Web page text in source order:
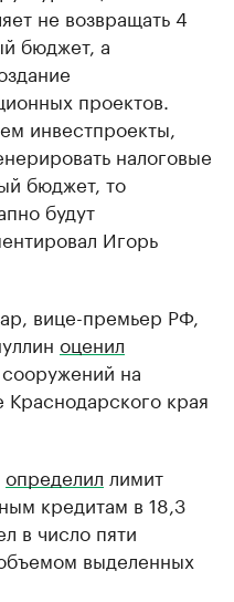
не возвращать 4
бюджет, а
проектов.
инвестпроекты,
налоговые
бюджет, то
будут
Игорь
вице-премьер РФ,
оценил
на
края
определил лимит
кредитам в 18,3
в число пяти
выделенных